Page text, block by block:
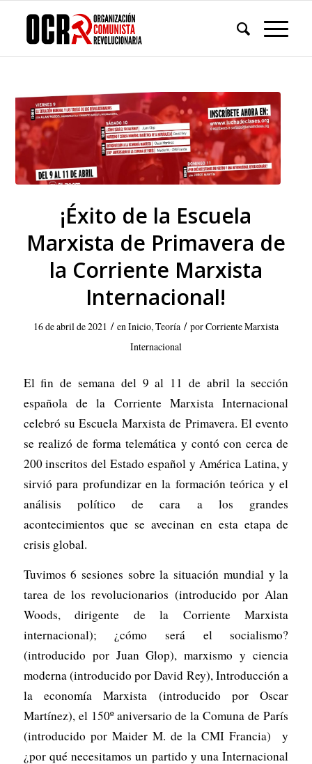
¡Éxito de la Escuela
Marxista de Primavera de
la Corriente Marxista
Internacional!
16 de abril de 2021 / enInicio,Teoría / porCorriente Marxista
Internacional
El fin de semana del 9 al 11 de abril la sección
española de la Corriente Marxista Internacional
celebró su Escuela Marxista de Primavera. El evento
se realizó de forma telemática y contó con cerca de
200 inscritos del Estado español y América Latina, y
sirvió para profundizar en la formación teórica y el
análisis político de cara a los grandes
acontecimientos que se avecinan en esta etapa de
crisis global.
Tuvimos 6 sesiones sobre la situación mundial y la
tarea de los revolucionarios (introducido por Alan
Woods, dirigente de la Corriente Marxista
internacional); ¿cómo será el socialismo?
(introducido por Juan Glop), marxismo y ciencia
moderna (introducido por David Rey), Introducción a
la economía Marxista (introducido por Oscar
Martínez), el 150º aniversario de la Comuna de París
(introducido por Maider M. de la CMI Francia) y
¿por qué necesitamos un partido y una Internacional